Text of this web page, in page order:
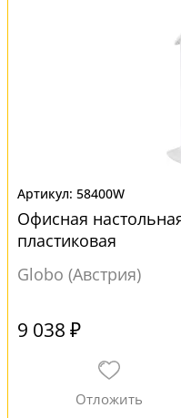
58400W
Офисная
пластиковая
Globo (Австрия)
9 038 ₽